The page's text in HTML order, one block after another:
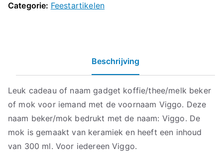
Categorie: Feestartikelen
Beschrijving
Leuk cadeau of naam gadget koffie/thee/melk beker
of mok voor iemand met de voornaam Viggo. Deze
naam beker/mok bedrukt met de naam: Viggo. De
mok is gemaakt van keramiek en heeft een inhoud
van 300 ml. Voor iedereen Viggo.